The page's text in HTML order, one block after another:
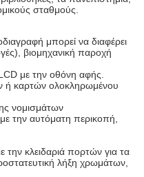
σταθμούς.
μπορεί να διαφέρει
βιομηχανική παροχή
με την οθόνη αφής.
ή καρτών ολοκληρωμένου
νομισμάτων
την αυτόματη περικοπή,
κλειδαριά πορτών για τα
λήξη χρωμάτων,